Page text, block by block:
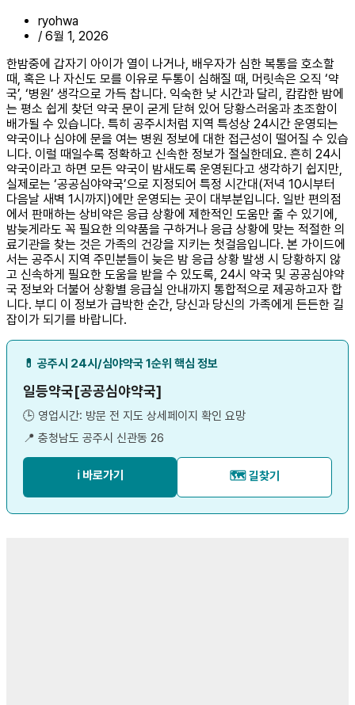
ryohwa
/ 6월 1, 2026
한밤중에 갑자기 아이가 열이 나거나, 배우자가 심한 복통을 호소할
때, 혹은 나 자신도 모를 이유로 두통이 심해질 때, 머릿속은 오직 ‘약
국’, ‘병원’ 생각으로 가득 찹니다. 익숙한 낮 시간과 달리, 캄캄한 밤에
는 평소 쉽게 찾던 약국 문이 굳게 닫혀 있어 당황스러움과 초조함이
배가될 수 있습니다. 특히 공주시처럼 지역 특성상 24시간 운영되는
약국이나 심야에 문을 여는 병원 정보에 대한 접근성이 떨어질 수 있습
니다. 이럴 때일수록 정확하고 신속한 정보가 절실한데요. 흔히 24시
약국이라고 하면 모든 약국이 밤새도록 운영된다고 생각하기 쉽지만,
실제로는 ‘공공심야약국’으로 지정되어 특정 시간대(저녁 10시부터
다음날 새벽 1시까지)에만 운영되는 곳이 대부분입니다. 일반 편의점
에서 판매하는 상비약은 응급 상황에 제한적인 도움만 줄 수 있기에,
밤늦게라도 꼭 필요한 의약품을 구하거나 응급 상황에 맞는 적절한 의
료기관을 찾는 것은 가족의 건강을 지키는 첫걸음입니다. 본 가이드에
서는 공주시 지역 주민분들이 늦은 밤 응급 상황 발생 시 당황하지 않
고 신속하게 필요한 도움을 받을 수 있도록, 24시 약국 및 공공심야약
국 정보와 더불어 상황별 응급실 안내까지 통합적으로 제공하고자 합
니다. 부디 이 정보가 급박한 순간, 당신과 당신의 가족에게 든든한 길
잡이가 되기를 바랍니다.
💊 공주시 24시/심야약국 1순위 핵심 정보
일등약국[공공심야약국]
🕒 영업시간: 방문 전 지도 상세페이지 확인 요망
📍 충청남도 공주시 신관동 26
ℹ️ 바로가기 🗺️ 길찾기